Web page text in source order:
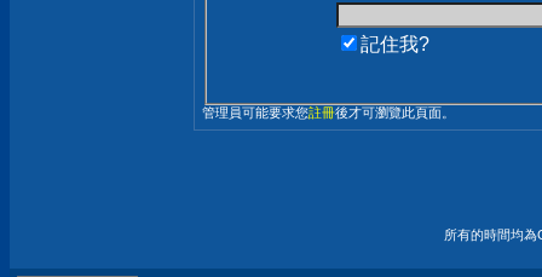
記住我?
管理員可能要求您註冊後才可瀏覽此頁面。
所有的時間均為